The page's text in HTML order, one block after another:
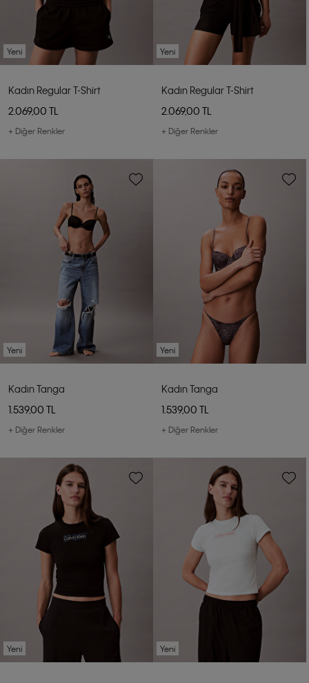
Yeni
Kadın Regular T-Shirt
2.069,00 TL
+ Diğer Renkler
Yeni
Kadın Regular T-Shirt
2.069,00 TL
+ Diğer Renkler
Yeni
Kadın Tanga
1.539,00 TL
+ Diğer Renkler
Yeni
Kadın Tanga
1.539,00 TL
+ Diğer Renkler
Yeni Yeni